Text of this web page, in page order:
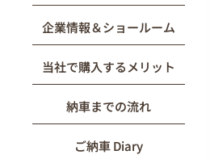
企業情報＆ショールーム
当社で購入するメリット
納車までの流れ
ご納車 Diary